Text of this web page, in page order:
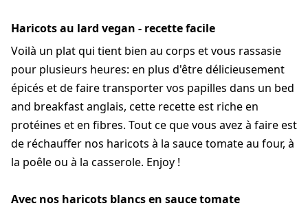
Haricots au lard vegan - recette facile
Voilà un plat qui tient bien au corps et vous rassasie
pour plusieurs heures: en plus d'être délicieusement
épicés et de faire transporter vos papilles dans un bed
and breakfast anglais, cette recette est riche en
protéines et en fibres. Tout ce que vous avez à faire est
de réchauffer nos haricots à la sauce tomate au four, à
la poêle ou à la casserole. Enjoy !
Avec nos haricots blancs en sauce tomate